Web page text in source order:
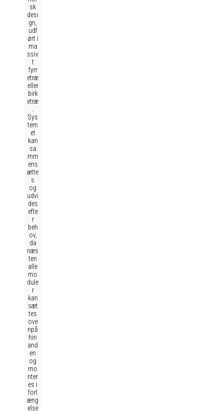
sk
desi
gn,
udf
ørt i
ma
ssiv
t
fyrr
etræ
eller
birk
etræ
Sys
tem
et
kan
sa
mm
ens
ætte
s
og
udvi
des
efte
r
beh
ov,
da
næs
ten
alle
mo
dule
r
kan
sæt
tes
ove
npå
hin
and
en
og
mo
nter
es i
forl
æng
else